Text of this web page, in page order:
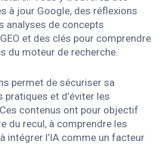
à jour Google, des réflexions
analyses de concepts
et des clés pour comprendre
du moteur de recherche.
permet de sécuriser sa
pratiques et d’éviter les
contenus ont pour objectif
du recul, à comprendre les
intégrer l’IA comme un facteur